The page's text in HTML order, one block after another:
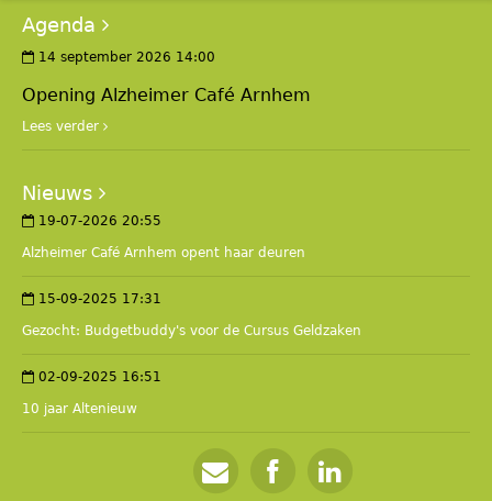
Agenda
14 september 2026 14:00
Opening Alzheimer Café Arnhem
Lees verder
Nieuws
19-07-2026 20:55
Alzheimer Café Arnhem opent haar deuren
15-09-2025 17:31
Gezocht: Budgetbuddy's voor de Cursus Geldzaken
02-09-2025 16:51
10 jaar Altenieuw